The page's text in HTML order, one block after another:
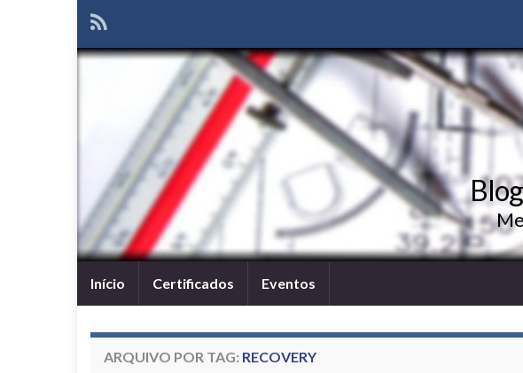
Início Certificados Eventos
ARQUIVO POR TAG: RECOVERY